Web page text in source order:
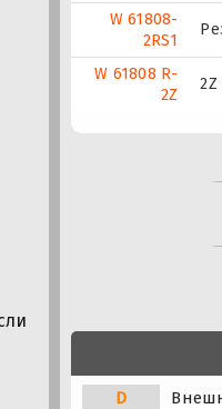
W 61808-
2RS1
W 61808 R-
2Z
D